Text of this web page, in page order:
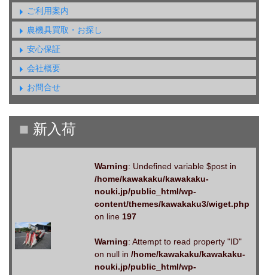
ご利用案内
農機具買取・お探し
安心保証
会社概要
お問合せ
Warning: Undefined variable $post in
/home/kawakaku/kawakaku-
nouki.jp/public_html/wp-
content/themes/kawakaku3/wiget.php
on line 197
Warning: Attempt to read property "ID"
on null in /home/kawakaku/kawakaku-
nouki.jp/public_html/wp-